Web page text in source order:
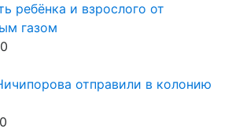
ребёнка и взрослого от
газом
отправили в колонию